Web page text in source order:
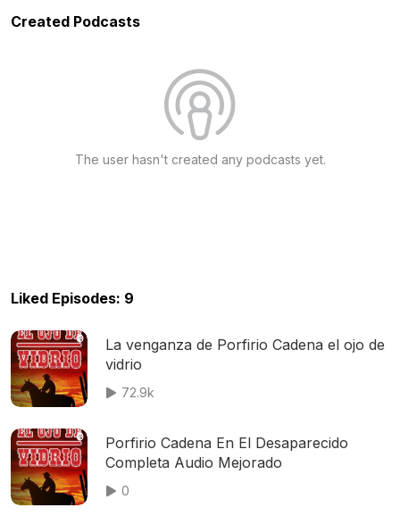
Created Podcasts
The user hasn't created any podcasts yet.
Liked Episodes: 9
La venganza de Porfirio Cadena el ojo de
vidrio
72.9k
Porfirio Cadena En El Desaparecido
Completa Audio Mejorado
0